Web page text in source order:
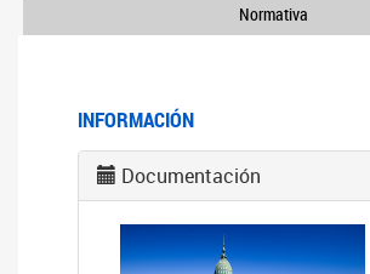
Normativa
INFORMACIÓN
Documentación